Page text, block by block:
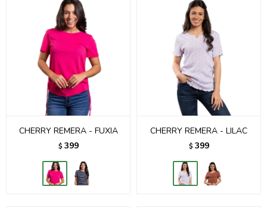
CHERRY REMERA - FUXIA
$ 399
CHERRY REMERA - LILAC
$ 399